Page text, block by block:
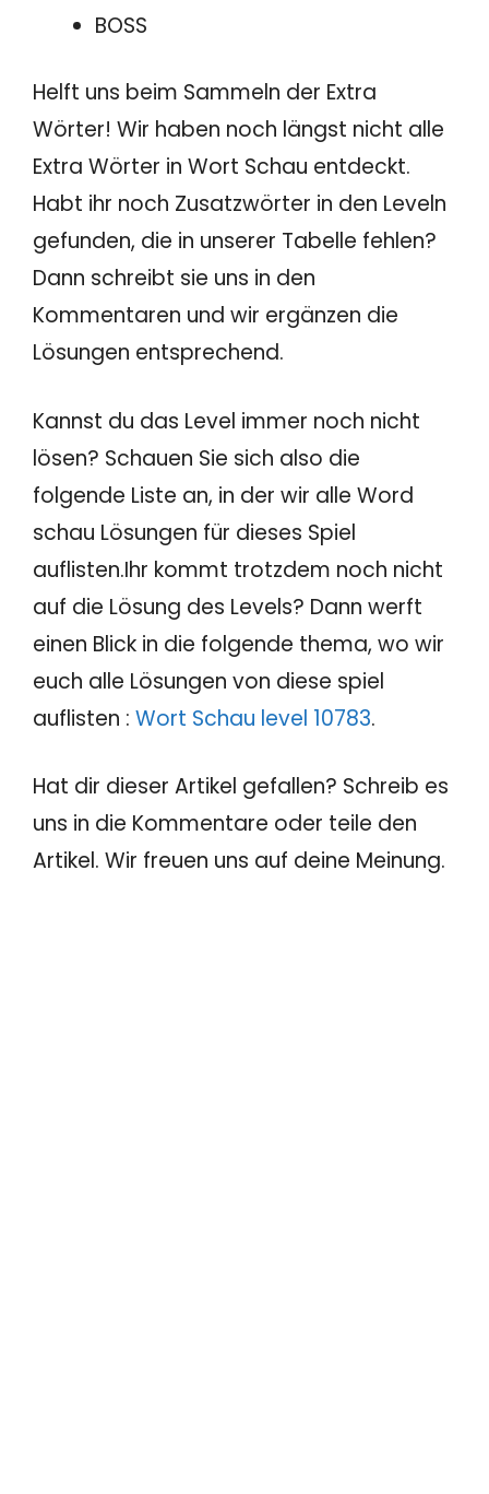
BOSS
Helft uns beim Sammeln der Extra
Wörter! Wir haben noch längst nicht alle
Extra Wörter in Wort Schau entdeckt.
Habt ihr noch Zusatzwörter in den Leveln
gefunden, die in unserer Tabelle fehlen?
Dann schreibt sie uns in den
Kommentaren und wir ergänzen die
Lösungen entsprechend.
Kannst du das Level immer noch nicht
lösen? Schauen Sie sich also die
folgende Liste an, in der wir alle Word
schau Lösungen für dieses Spiel
auflisten.Ihr kommt trotzdem noch nicht
auf die Lösung des Levels? Dann werft
einen Blick in die folgende thema, wo wir
euch alle Lösungen von diese spiel
auflisten : Wort Schau level 10783.
Hat dir dieser Artikel gefallen? Schreib es
uns in die Kommentare oder teile den
Artikel. Wir freuen uns auf deine Meinung.